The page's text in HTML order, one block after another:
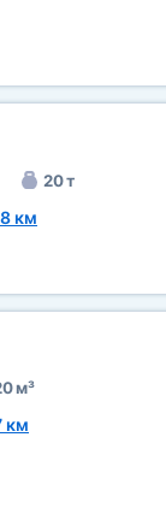
20 т
км
м³
км